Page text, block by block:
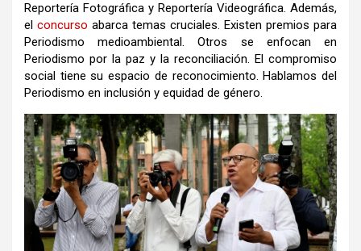
Reportería Fotográfica y Reportería Videográfica. Además,
el concurso abarca temas cruciales. Existen premios para
Periodismo medioambiental. Otros se enfocan en
Periodismo por la paz y la reconciliación. El compromiso
social tiene su espacio de reconocimiento. Hablamos del
Periodismo en inclusión y equidad de género.